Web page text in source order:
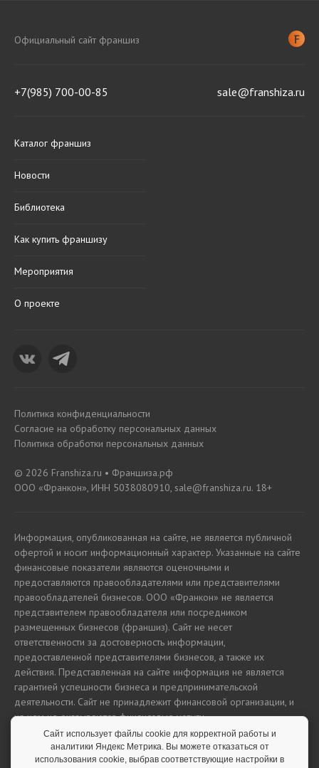
Официальный сайт франшиз
+7(985) 700-00-85 sale@franshiza.ru
Каталог франшиз
Новости
Библиотека
Как купить франшизу
Мероприятия
О проекте
Политика конфиденциальности
Согласие на обработку персональных данных
Политика обработки персональных данных
© 2026 Franshiza.ru • Франшиза.рф
ООО «Франкон», ИНН 5038080910, sale@franshiza.ru. 18+
Информация, опубликованная на сайте, не является публичной
офертой и носит информационный характер. Указанные на сайте
финансовые показатели являются оценочными и
предоставляются правообладателями или представителями
правообладателей бизнесов. ООО «Франкон» не является
представителем правообладателя или посредником
размещенных бизнесов (франшиз). Сайт не несет
ответственности за достоверность информации,
предоставленной представителями бизнесов, а также их
действия. Представленная на сайте информация не является
гарантией успешности бизнеса и предпринимательской
деятельности. Сайт не принадлежит финансовой организации, и
на нем не оказываются финансовые услуги.
Сайт использует файлы cookie для корректной работы и
аналитики Яндекс Метрика. Вы можете отказаться от
использования cookie, выбрав соответствующие настройки в